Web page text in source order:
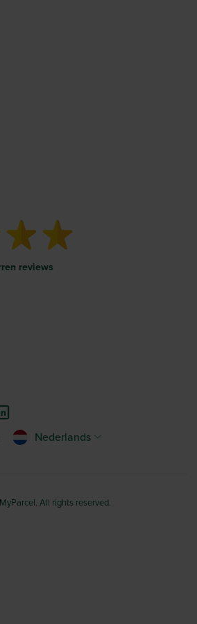
reviews
Nederlands
All rights reserved.